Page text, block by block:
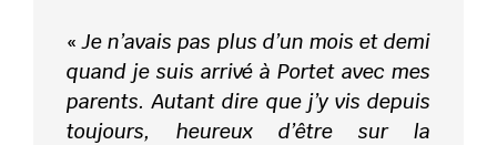
«Je n’avais pas plus d’un mois et demi
quand je suis arrivé à Portet avec mes
parents. Autant dire que j’y vis depuis
toujours, heureux d’être sur la